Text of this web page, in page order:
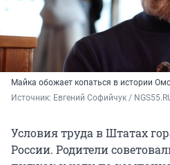
Майка обожает копаться в истории
Источник: Евгений Софийчук /
Условия труда в Штатах
России. Родители